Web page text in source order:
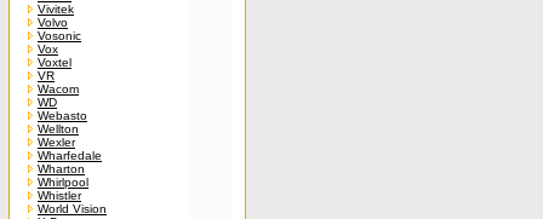
Vivitek
Volvo
Vosonic
Vox
Voxtel
VR
Wacom
WD
Webasto
Wellton
Wexler
Wharfedale
Wharton
Whirlpool
Whistler
World Vision